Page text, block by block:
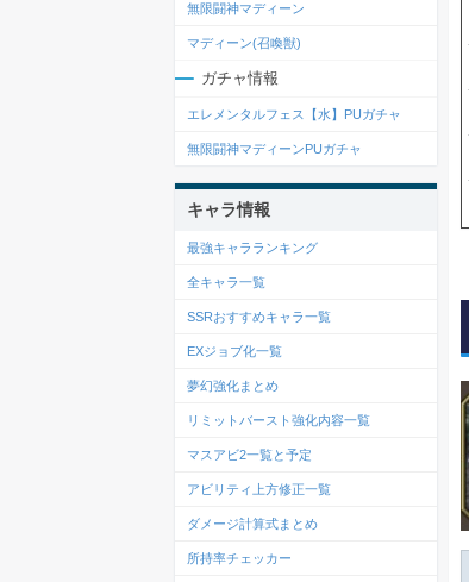
無限闘神マディーン
マディーン(召喚獣)
ガチャ情報
エレメンタルフェス【水】PUガチャ
無限闘神マディーンPUガチャ
キャラ情報
最強キャラランキング
全キャラ一覧
SSRおすすめキャラ一覧
EXジョブ化一覧
夢幻強化まとめ
リミットバースト強化内容一覧
マスアビ2一覧と予定
アビリティ上方修正一覧
ダメージ計算式まとめ
所持率チェッカー